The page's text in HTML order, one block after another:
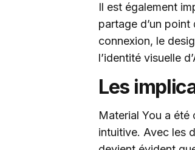
Il est également
partage d’un
connexion, le
l’identité visuelle
Les
Material You a
intuitive. Avec les